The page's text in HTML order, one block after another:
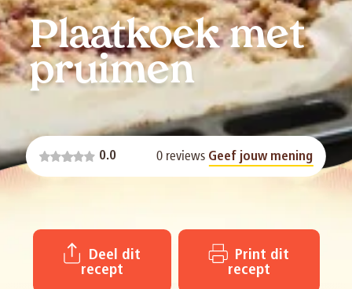
Plaatkoek met
pruimen
0.0 0 reviews Geef jouw mening
recept
recept